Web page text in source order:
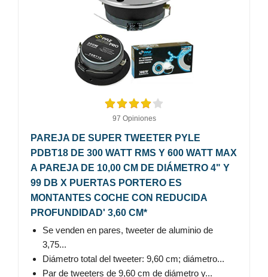
97 Opiniones
PAREJA DE SUPER TWEETER PYLE
PDBT18 DE 300 WATT RMS Y 600 WATT MAX
A PAREJA DE 10,00 CM DE DIÁMETRO 4" Y
99 DB X PUERTAS PORTERO ES
MONTANTES COCHE CON REDUCIDA
PROFUNDIDAD' 3,60 CM*
Se venden en pares, tweeter de aluminio de
3,75...
Diámetro total del tweeter: 9,60 cm; diámetro...
Par de tweeters de 9,60 cm de diámetro y...